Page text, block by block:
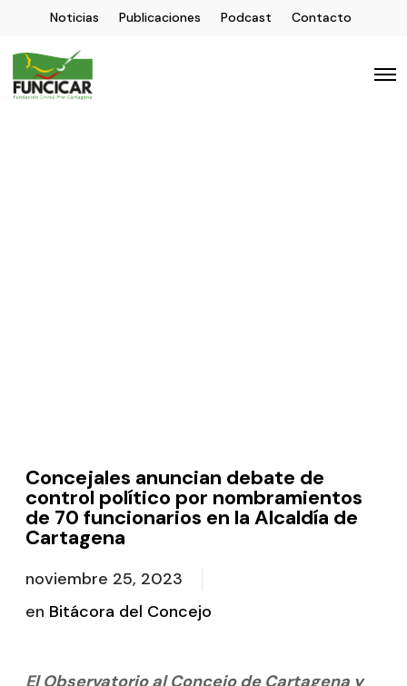
Noticias Publicaciones Podcast Contacto
Concejales anuncian debate de
control político por nombramientos
de 70 funcionarios en la Alcaldía de
Cartagena
noviembre 25, 2023
en Bitácora del Concejo
El Observatorio al Concejo de Cartagena y